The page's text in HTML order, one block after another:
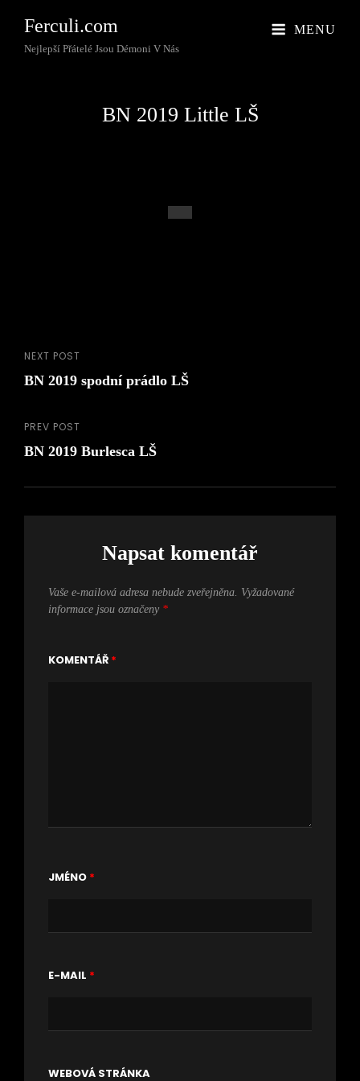
Ferculi.com
Nejlepší Přátelé Jsou Démoni V Nás
MENU
BN 2019 Little LŠ
Navigace
příspěvek
Previous
Post
PREV POST
BN 2019 Burlesca LŠ
Next
Post
NEXT POST
BN 2019 spodní prádlo LŠ
Napsat komentář
Vaše e-mailová adresa nebude zveřejněna. Vyžadované
informace jsou označeny *
KOMENTÁŘ *
JMÉNO *
E-MAIL *
WEBOVÁ STRÁNKA